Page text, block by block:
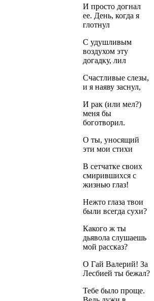
И просто догнал
ее. День, когда я
глотнул
С удушливым
воздухом эту
догадку, лил
Счастливые слезы,
и я наяву заснул,
И рак (или мел?)
меня бы
боготворил.
О ты, уносящий
эти мои стихи
В сетчатке своих
смирившихся с
жизнью глаз!
Нежто глаза твои
были всегда сухи?
Какого ж ты
дьявола слушаешь
мой рассказ?
О Гай Валерий! За
Лесбией ты бежал?
Тебе было проще.